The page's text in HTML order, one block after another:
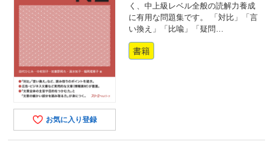
お気に入り登録
く、中上級レベル全般の読解力養成
に有用な問題集です。 「対比」「言
い換え」「比喩」「疑問…
書籍